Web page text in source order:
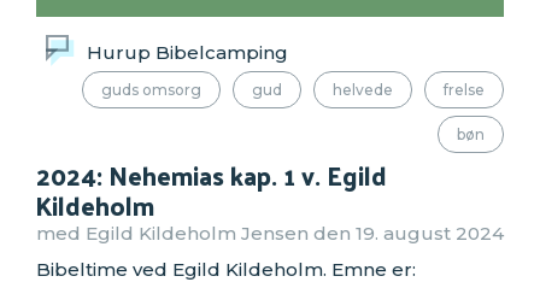
Hurup Bibelcamping
guds omsorg gud helvede frelse
bøn
2024: Nehemias kap. 1 v. Egild
Kildeholm
med Egild Kildeholm Jensen den 19. august 2024
Bibeltime ved Egild Kildeholm. Emne er: